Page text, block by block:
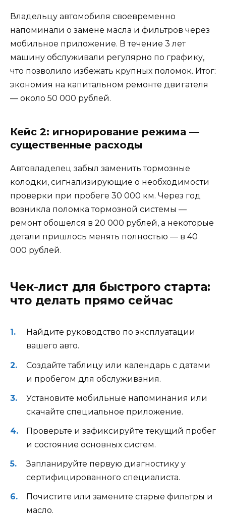
Владельцу автомобиля своевременно
напоминали о замене масла и фильтров через
мобильное приложение. В течение 3 лет
машину обслуживали регулярно по графику,
что позволило избежать крупных поломок. Итог:
экономия на капитальном ремонте двигателя
— около 50 000 рублей.
Кейс 2: игнорирование режима —
существенные расходы
Автовладелец забыл заменить тормозные
колодки, сигнализирующие о необходимости
проверки при пробеге 30 000 км. Через год
возникла поломка тормозной системы —
ремонт обошелся в 20 000 рублей, а некоторые
детали пришлось менять полностью — в 40
000 рублей.
Чек-лист для быстрого старта:
что делать прямо сейчас
Найдите руководство по эксплуатации
вашего авто.
Создайте таблицу или календарь с датами
и пробегом для обслуживания.
Установите мобильные напоминания или
скачайте специальное приложение.
Проверьте и зафиксируйте текущий пробег
и состояние основных систем.
Запланируйте первую диагностику у
сертифицированного специалиста.
Почистите или замените старые фильтры и
масло.